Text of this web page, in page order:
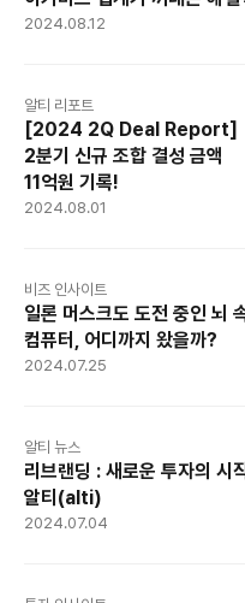
2024.08.12
알티 리포트
[2024 2Q Deal Report]
2분기 신규 조합 결성 금액
11억원 기록!
2024.08.01
비즈 인사이트
일론 머스크도 도전 중인 뇌
컴퓨터, 어디까지 왔을까?
2024.07.25
알티 뉴스
리브랜딩 : 새로운 투자의 시
알티(alti)
2024.07.04